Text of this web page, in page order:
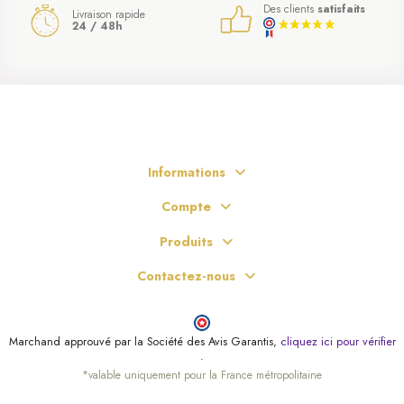
albâtre — elle apporte douceur, beauté et profondeur spirituelleà tout
intérieur chrétien.
Livraison rapide
24 / 48h
Des clients satisfaits
Informations
Compte
Produits
Contactez-nous
Marchand approuvé par la Société des Avis Garantis, cliquez ici pour vérifier
.
*valable uniquement pour la France métropolitaine